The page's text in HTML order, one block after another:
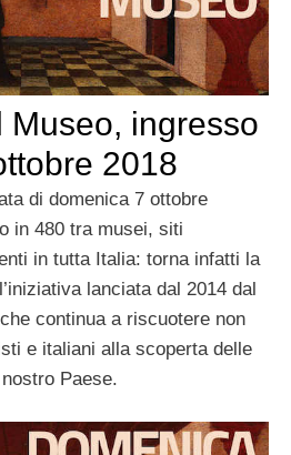
Museo, ingresso
2018
di domenica 7 ottobre
in 480 tra musei, siti
in tutta Italia: torna infatti la
l’iniziativa lanciata dal 2014 dal
continua a riscuotere non
e italiani alla scoperta delle
Paese.